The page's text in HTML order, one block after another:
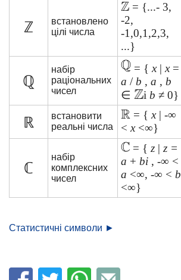
ℤ
встановлено
цілі числа
= {...- 3,
-2,
-1,0,1,2,3,
...}
ℚ
набір
раціональних
чисел
= { x| x=
a /b , a , b
∈
і b ≠ 0}
ℝ
встановити
реальні числа
= { x| -∞
< x<∞}
ℂ
набір
комплексних
чисел
= { z | z =
a + bi , -∞ <
a <∞, -∞ < b
<∞}
Статистичні символи ►